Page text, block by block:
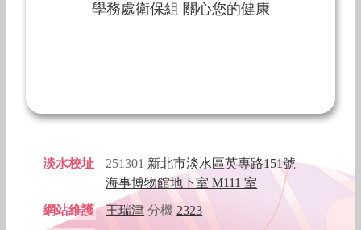
學務處衛保組 關心您的健康
淡水校址 251301 新北市淡水區英專路151號
海事博物館地下室 M111 室
網站維護
王瑞津 分機2323